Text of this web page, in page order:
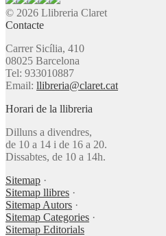
© 2026 Llibreria Claret
Contacte
Carrer Sicília, 410
08025 Barcelona
Tel: 933010887
Email: llibreria@claret.cat
Horari de la llibreria
Dilluns a divendres,
de 10 a 14 i de 16 a 20.
Dissabtes, de 10 a 14h.
Sitemap ·
Sitemap llibres ·
Sitemap Autors ·
Sitemap Categories ·
Sitemap Editorials